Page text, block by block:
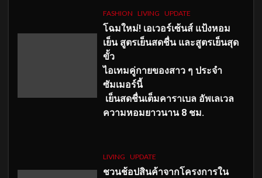
FASHION LIVING UPDATE
โฉมใหม่! เอเวอร์เซ้นส์ แป้งหอม
เย็น สูตรเย็นสดชื่น และสูตรเย็นสุด
ขั้ว
ไอเทมคู่กายของสาว ๆ ประจำ
ซัมเมอร์นี้
เย็นสดชื่นเต็มคาราเบล อัพเลเวล
ความหอมยาวนาน 8 ชม.
LIVING UPDATE
ชวนช้อปสินค้าจากโครงการใน